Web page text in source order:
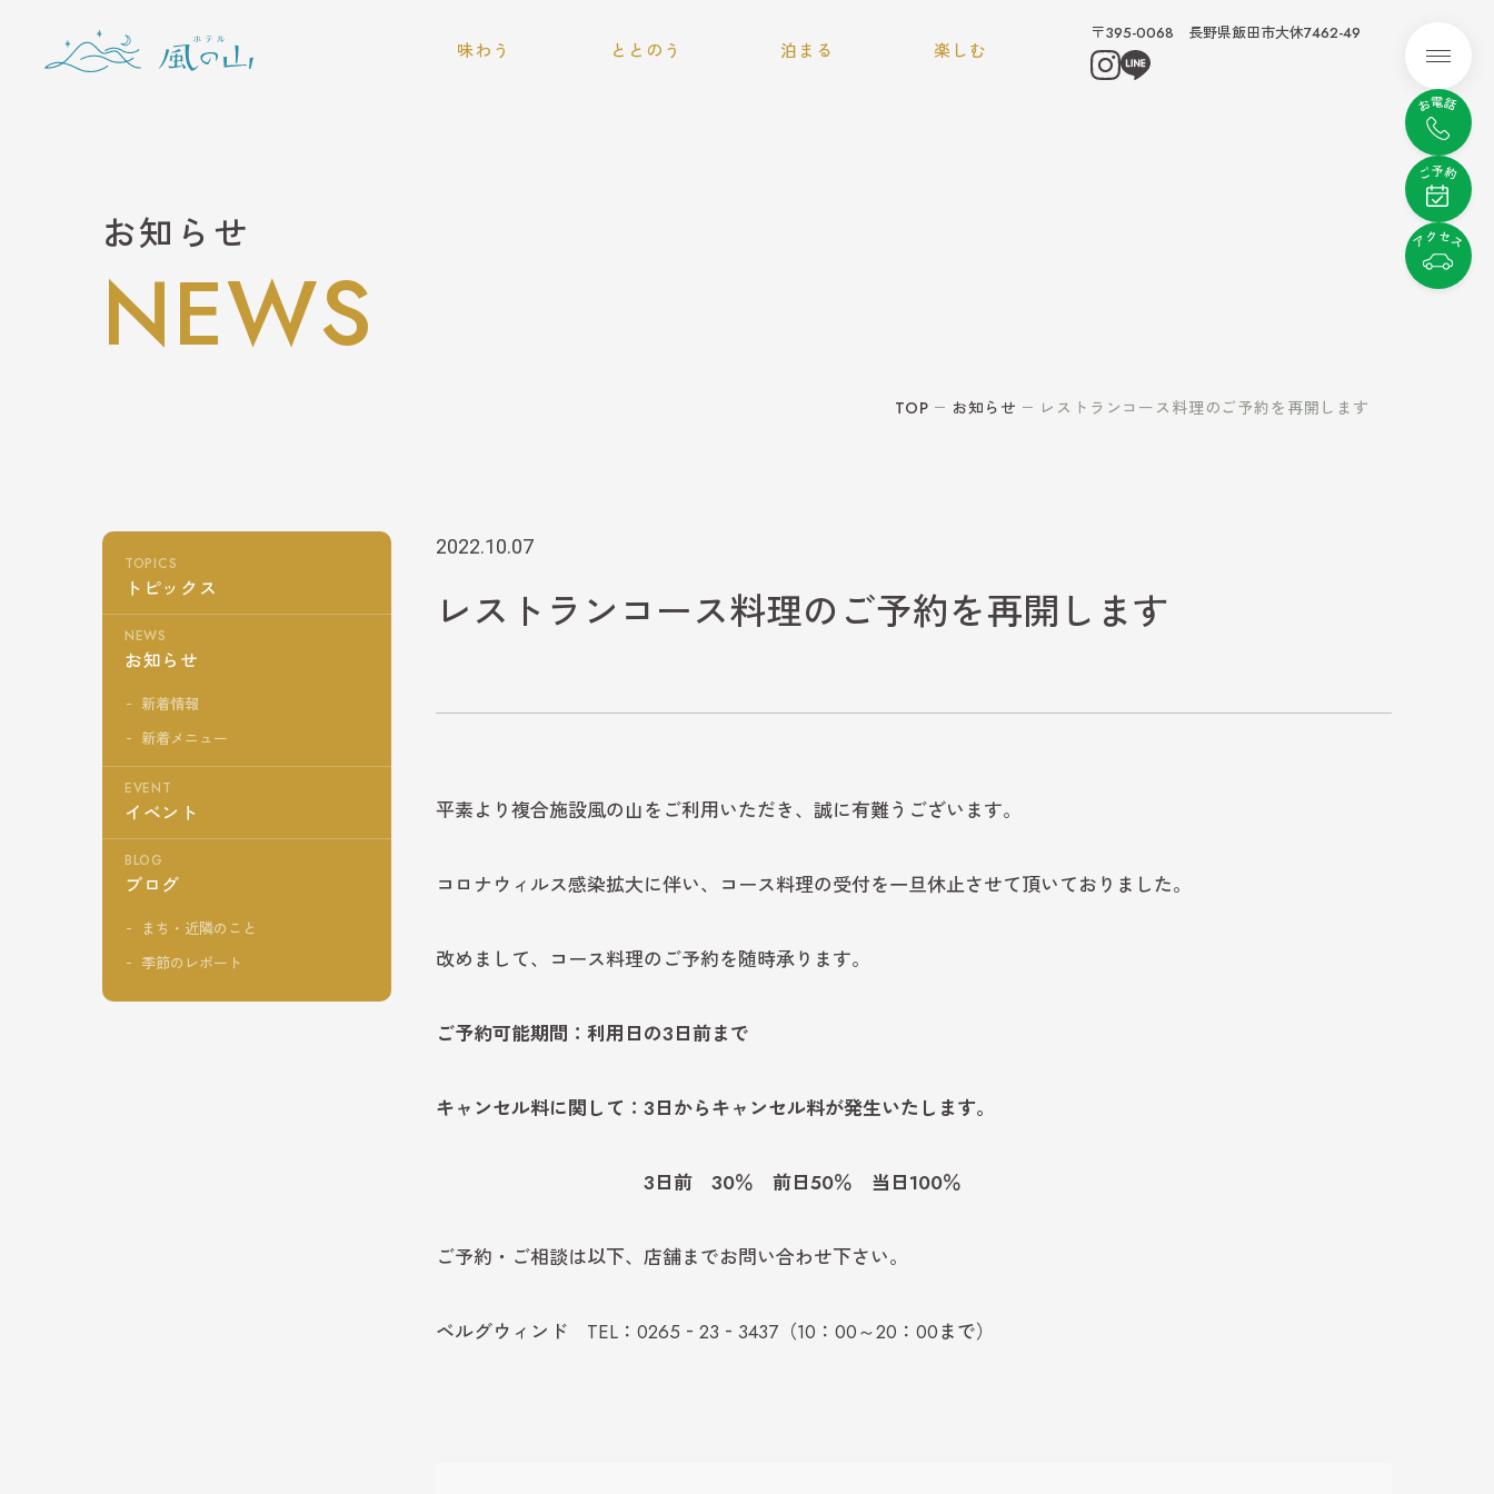
味わう ととのう 泊まる 楽しむ
〒395-0068 長野県飯田市大休7462-49
メニ
お知らせ
NEWS
TOP お知らせ レストランコース料理のご予約を再開します
2022.10.07
レストランコース料理のご予約を再開します
平素より複合施設風の山をご利用いただき、誠に有難うございます。
コロナウィルス感染拡大に伴い、コース料理の受付を一旦休止させて頂いておりました。
改めまして、コース料理のご予約を随時承ります。
ご予約可能期間：利用日の3日前まで
キャンセル料に関して：3日からキャンセル料が発生いたします。
3日前 30％ 前日50％ 当日100％
ご予約・ご相談は以下、店舗までお問い合わせ下さい。
ベルグウィンド TEL：0265‐23‐3437（10：00～20：00まで）
TOPICS
トピックス
NEWS
お知らせ
新着情報
新着メニュー
EVENT
イベント
BLOG
ブログ
まち・近隣のこと
季節のレポート